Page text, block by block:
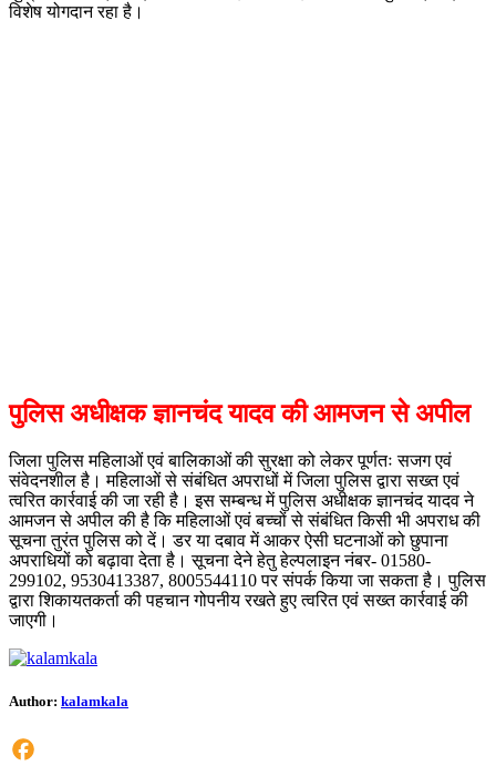
विशेष योगदान रहा है।
पुलिस अधीक्षक ज्ञानचंद यादव की आमजन से अपील
जिला पुलिस महिलाओं एवं बालिकाओं की सुरक्षा को लेकर पूर्णतः सजग एवं
संवेदनशील है। महिलाओं से संबंधित अपराधों में जिला पुलिस द्वारा सख्त एवं
त्वरित कार्रवाई की जा रही है। इस सम्बन्ध में पुलिस अधीक्षक ज्ञानचंद यादव ने
आमजन से अपील की है कि महिलाओं एवं बच्चों से संबंधित किसी भी अपराध की
सूचना तुरंत पुलिस को दें। डर या दबाव में आकर ऐसी घटनाओं को छुपाना
अपराधियों को बढ़ावा देता है। सूचना देने हेतु हेल्पलाइन नंबर- 01580-
299102, 9530413387, 8005544110 पर संपर्क किया जा सकता है। पुलिस
द्वारा शिकायतकर्ता की पहचान गोपनीय रखते हुए त्वरित एवं सख्त कार्रवाई की
जाएगी।
Author: kalamkala